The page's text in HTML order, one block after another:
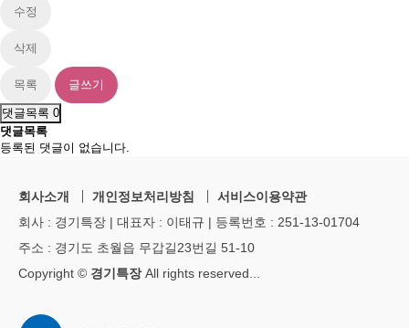
수정
삭제
목록 글쓰기
댓글목록 0
댓글목록
등록된 댓글이 없습니다.
회사소개 개인정보처리방침
서비스이용약관
회사 : 경기특장 | 대표자 : 이태규 | 등록번호 : 251-13-01704
주소 : 경기도 초월읍 무갑길23번길 51-10
Copyright © 경기특장All rights reserved